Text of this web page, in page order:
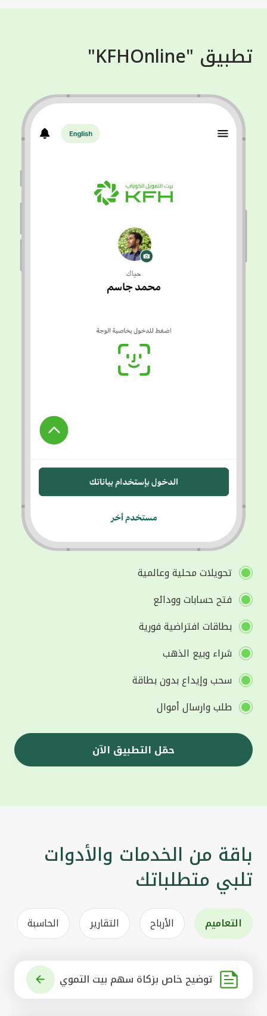
تطبيق "KFHOnline"
تحويلات محلية وعالمية
فتح حسابات وودائع
بطاقات افتراضية فورية
شراء وبيع الذهب
سحب وإيداع بدون بطاقة
طلب وارسال أموال
حمّل التطبيق الآن
باقة من الخدمات والأدوات
تلبي متطلباتك
التعاميم الأرباح التقارير الحاسبة
توضيح خاص بزكاة سهم بيت التموي